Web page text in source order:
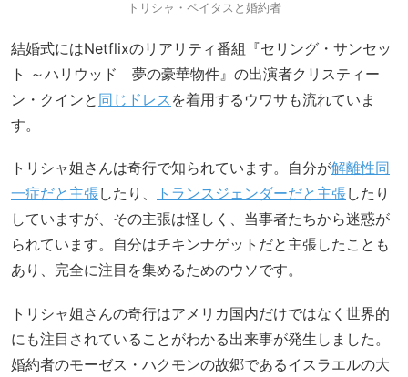
トリシャ・ペイタスと婚約者
結婚式にはNetflixのリアリティ番組『セリング・サンセッ
ト ～ハリウッド 夢の豪華物件』の出演者クリスティー
ン・クインと 同じドレス を着用するウワサも流れていま
す。
トリシャ姐さんは奇行で知られています。自分が解離性同
一症だと主張したり、 トランスジェンダーだと主張したり
していますが、その主張は怪しく、当事者たちから迷惑が
られています。自分はチキンナゲットだと主張したことも
あり、完全に注目を集めるためのウソです。
トリシャ姐さんの奇行はアメリカ国内だけではなく世界的
にも注目されていることがわかる出来事が発生しました。
婚約者のモーゼス・ハクモンの故郷であるイスラエルの大